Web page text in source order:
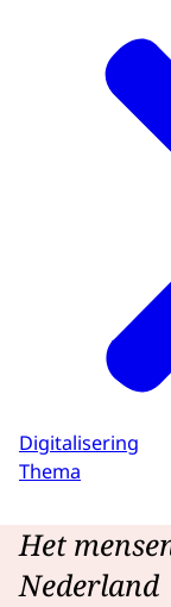
Digitalisering
Thema
Het
Nederland